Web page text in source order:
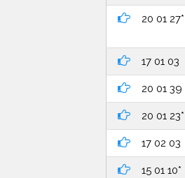
20 01 27*
17 01 03
20 01 39
20 01 23*
17 02 03
15 01 10*